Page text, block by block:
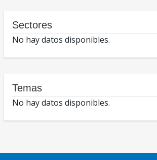
Sectores
No hay datos disponibles.
Temas
No hay datos disponibles.